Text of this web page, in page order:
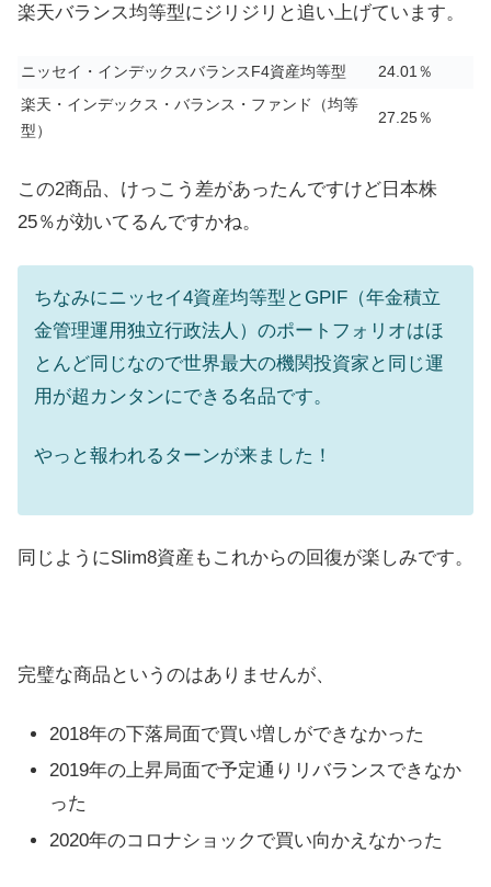
楽天バランス均等型にジリジリと追い上げています。
ニッセイ・インデックスバランスF4資産均等型
24.01％
楽天・インデックス・バランス・ファンド（均等
型）
27.25％
この2商品、けっこう差があったんですけど日本株
25％が効いてるんですかね。
ちなみにニッセイ4資産均等型とGPIF（年金積立
金管理運用独立行政法人）のポートフォリオはほ
とんど同じなので世界最大の機関投資家と同じ運
用が超カンタンにできる名品です。
やっと報われるターンが来ました！
同じようにSlim8資産もこれからの回復が楽しみです。
完璧な商品というのはありませんが、
2018年の下落局面で買い増しができなかった
2019年の上昇局面で予定通りリバランスできなか
った
2020年のコロナショックで買い向かえなかった